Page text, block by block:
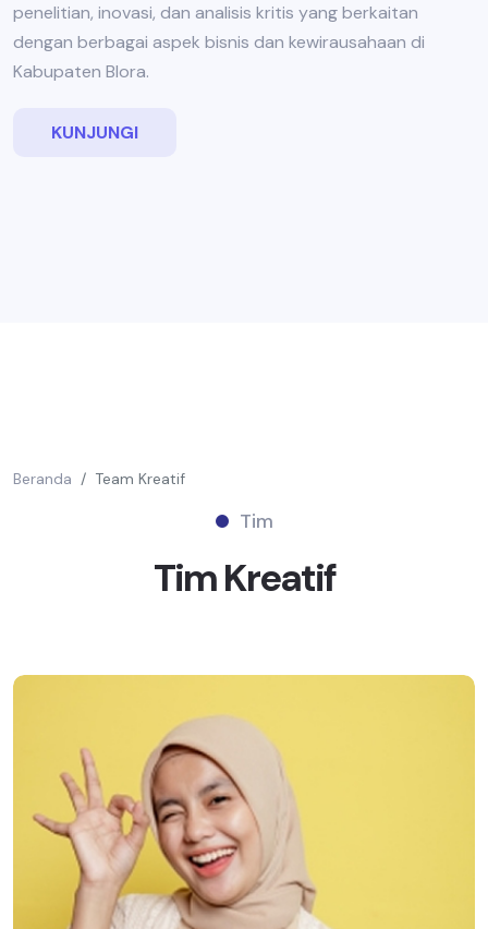
penelitian, inovasi, dan analisis kritis yang berkaitan
dengan berbagai aspek bisnis dan kewirausahaan di
Kabupaten Blora.
KUNJUNGI
Beranda Team Kreatif
Tim
TimKreatif